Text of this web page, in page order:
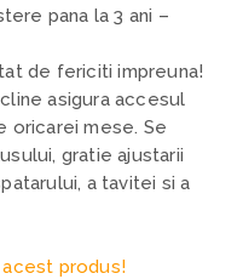
pana la 3 ani –
de fericiti impreuna!
asigura accesul
oricarei mese. Se
gratie ajustarii
a tavitei si a
acest produs!